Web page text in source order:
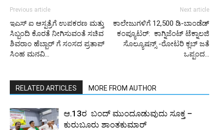
Previous article
ಇಎಸ್ ಐ ಆಸ್ಪತ್ರೆಗೆ ಉಪಕರಣ ಮತ್ತು
ಸಿಬ್ಬಂದಿ ಕೊರತೆ ನೀಗಿಸುವಂತೆ ಸಚಿವ
ಶಿವರಾಂ ಹೆಬ್ಬಾರ್ ಗೆ ಸಂಸದ ಪ್ರತಾಪ್
ಸಿಂಹ ಮನವಿ…
Next article
ಕಾಲೇಜುಗಳಿಗೆ 12,500 ಡಿ-ಬಾಂಡೆಡ್
ಕಂಪ್ಯೂಟರ್‌: ಕಾಗ್ನಿಜೆಂಟ್ ಟೆಕ್ನಾಲಜಿ
ಸೊಲ್ಯೂಷನ್ಸ್ -ರೋಟರಿ ಕ್ಲಬ್ ಜತೆ
ಒಪ್ಪಂದ…
RELATED ARTICLES MORE FROM AUTHOR
ಆ.13ರ ಬಂದ್ ಮುಂದೂಡುವುದು ಸೂಕ್ತ –
ಕುರುಬೂರು ಶಾಂತಕುಮಾರ್